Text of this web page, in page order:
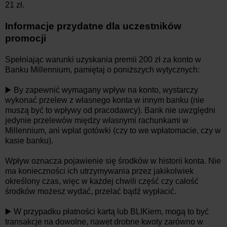
21 zł.
Informacje przydatne dla uczestników
promocji
Spełniając warunki uzyskania premii 200 zł za konto w
Banku Millennium, pamiętaj o poniższych wytycznych:
▶️ By zapewnić wymagany wpływ na konto, wystarczy
wykonać przelew z własnego konta w innym banku (nie
muszą być to wpływy od pracodawcy). Bank nie uwzględni
jedynie przelewów między własnymi rachunkami w
Millennium, ani wpłat gotówki (czy to we wpłatomacie, czy w
kasie banku).
Wpływ oznacza pojawienie się środków w historii konta. Nie
ma konieczności ich utrzymywania przez jakikolwiek
określony czas, więc w każdej chwili część czy całość
środków możesz wydać, przelać bądź wypłacić.
▶️ W przypadku płatności kartą lub BLIKiem, mogą to być
transakcje na dowolne, nawet drobne kwoty zarówno w